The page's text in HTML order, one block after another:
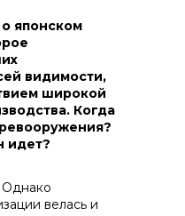
японском
видимости,
широкой
Когда
идет?
велась и